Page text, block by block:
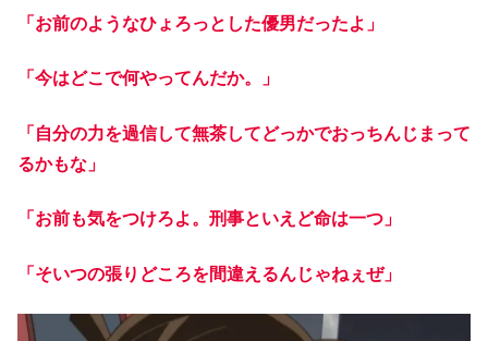
「お前のようなひょろっとした優男だったよ」
「今はどこで何やってんだか。」
「自分の力を過信して無茶してどっかでおっちんじまって
るかもな」
「お前も気をつけろよ。刑事といえど命は一つ」
「そいつの張りどころを間違えるんじゃねぇぜ」